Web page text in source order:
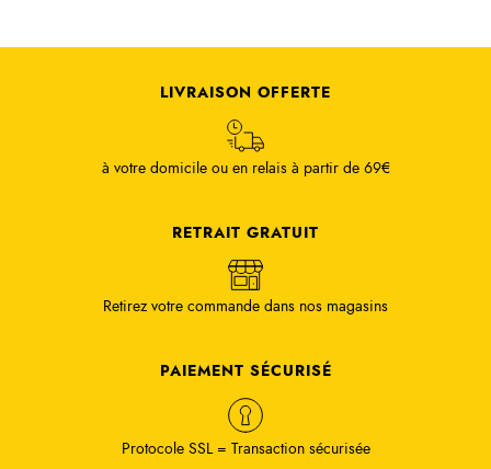
LIVRAISON OFFERTE
à votre domicile ou en relais à partir de 69€
RETRAIT GRATUIT
Retirez votre commande dans nos magasins
PAIEMENT SÉCURISÉ
Protocole SSL = Transaction sécurisée